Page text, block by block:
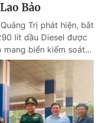
Bảo
Trị phát hiện, bắt
lít dầu Diesel được
biển kiểm soát...